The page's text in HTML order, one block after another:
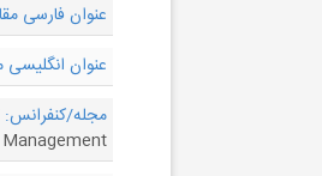
عنوان فارسی
عنوان انگلیسی
مجله/کنفرانس: